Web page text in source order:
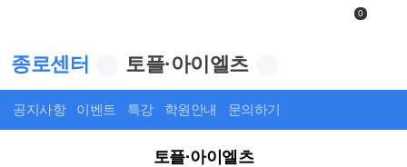
0
종로센터 토플·아이엘츠
공지사항 이벤트 특강 학원안내 문의하기
토플·아이엘츠